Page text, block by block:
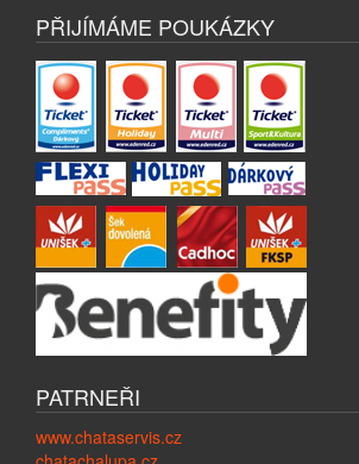
PŘIJÍMÁME POUKÁZKY
PATRNEŘI
www.chataservis.cz